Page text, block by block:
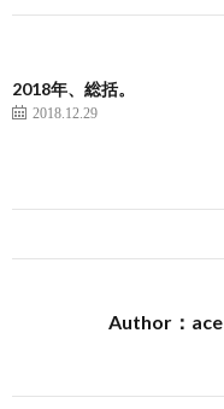
2018年、総括。
2018.12.29
Author：ace